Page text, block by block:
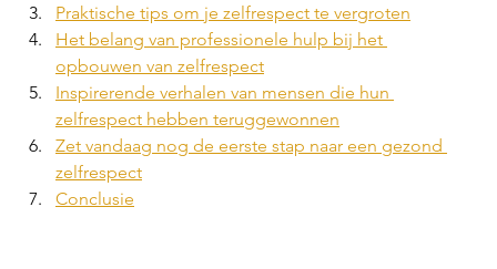
Praktische tips om je zelfrespect te vergroten
Het belang van professionele hulp bij het
opbouwen van zelfrespect
Inspirerende verhalen van mensen die hun
zelfrespect hebben teruggewonnen
Zet vandaag nog de eerste stap naar een gezond
zelfrespect
Conclusie